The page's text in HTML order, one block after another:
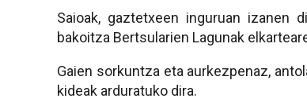
Saioak, gaztetxeen inguruan izanen
bakoitza Bertsularien Lagunak
Gaien sorkuntza eta aurkezpenaz,
kideak arduratuko dira.